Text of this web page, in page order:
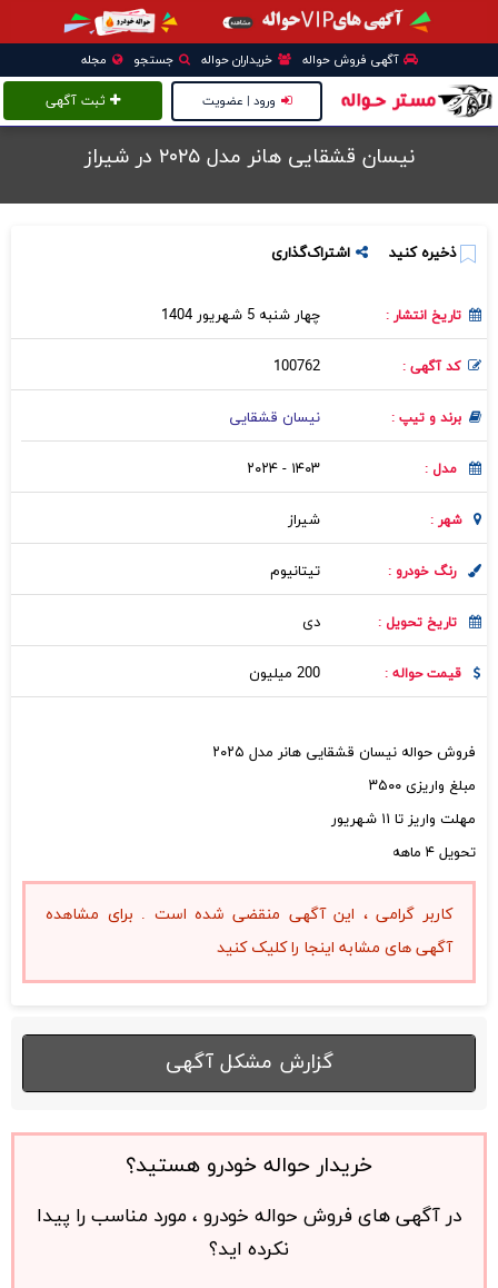
آگهی فروش حواله خریداران حواله جستجو مجله
ثبت آگهی ورود | عضویت
نیسان قشقایی هانر مدل ۲۰۲۵ در شيراز
ذخیره کنید اشتراک‌گذاری
تاریخ انتشار : چهار شنبه 5 شهریور 1404
کد آگهی : 100762
برند و تیپ : نیسان قشقایی
مدل : ۱۴۰۳ - ۲۰۲۴
شهر : شيراز
رنگ خودرو : تیتانیوم
تاریخ تحویل : دی
قیمت حواله : 200 میلیون
فروش حواله نیسان قشقایی هانر مدل ۲۰۲۵
مبلغ واریزی ۳۵۰۰
مهلت واریز تا ۱۱ شهریور
تحویل ۴ ماهه
کاربر گرامی ، این آگهی منقضی شده است . برای مشاهده
آگهی های مشابه اینجا را کلیک کنید
گزارش مشکل آگهی
خریدار حواله خودرو هستید؟
در آگهی های فروش حواله خودرو ، مورد مناسب را پیدا
نکرده اید؟